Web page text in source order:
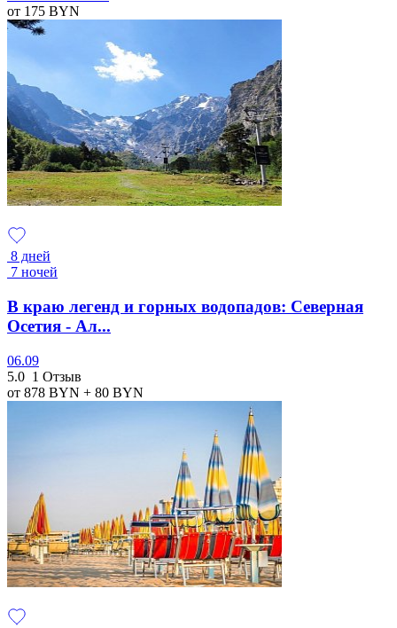
от 175 BYN
8 дней
7 ночей
В краю легенд и горных водопадов: Северная
Осетия - Ал...
06.09
5.0 1 Отзыв
от 878 BYN + 80 BYN